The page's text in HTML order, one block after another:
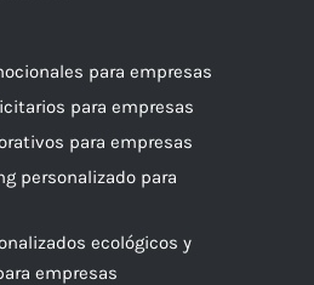
para empresas
para empresas
para empresas
personalizado para
ecológicos y
empresas